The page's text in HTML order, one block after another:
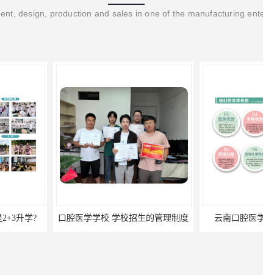
design, production and sales in one of the manufacturing
腔医学学校 学校招生的管理制度 云南口腔医学招生学校的优势